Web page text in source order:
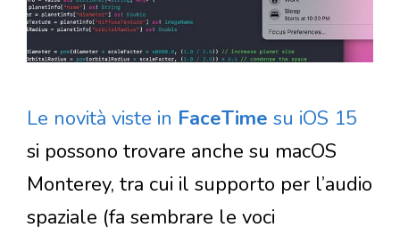
Le novità viste in FaceTime su iOS 15
si possono trovare anche su macOS
Monterey, tra cui il supporto per l’audio
spaziale (fa sembrare le voci